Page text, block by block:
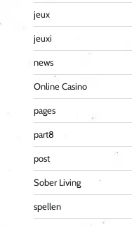
jeux
jeuxi
news
Online Casino
pages
part8
post
Sober Living
spellen